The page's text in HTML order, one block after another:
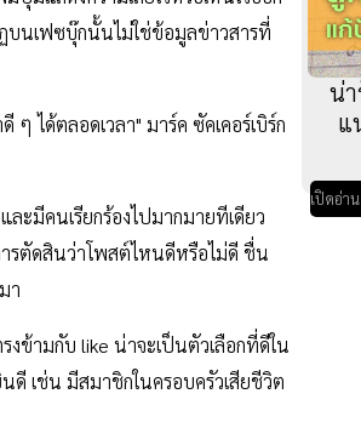
ฏบนเฟซบุ๊กนั้นไม่ใช่ข้อมูลข่าวสารที่
ๆ ได้ตลอดเวลา" มาร์ค ซัคเคอร์เบิร์ก
ะมีคนเรียกร้องไปมากมายทีเดียว
ารตัดสินว่าโพสต์ไหนดีหรือไม่ดี ชื่น
า
งข้ามกับ like น่าจะเป็นตัวเลือกที่ดีใน
ดี เช่น มีสมาชิกในครอบครัวเสียชีวิต
น่
แ
เปิดอ่า